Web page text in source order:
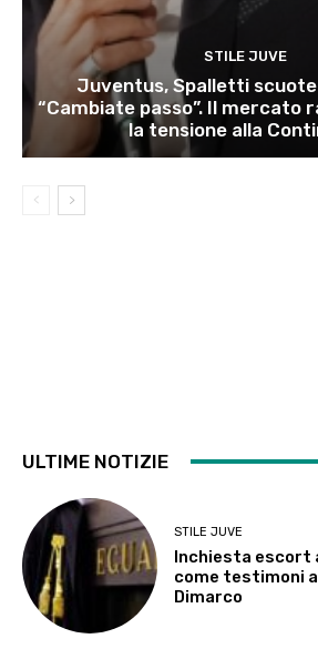
STILE JUVE
Juventus, Spalletti scuote
“Cambiate passo”. Il mercato
la tensione alla
ULTIME NOTIZIE
STILE JUVE
Inchiesta escort
come testimoni
Dimarco